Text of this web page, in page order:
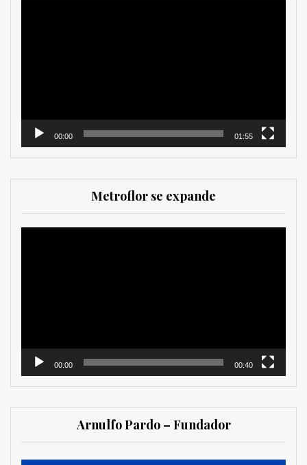
00:00 01:55
Metroflor se expande
00:00 00:40
Arnulfo Pardo – Fundador